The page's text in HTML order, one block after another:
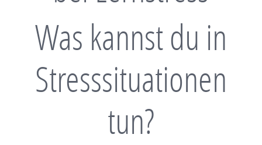
Was kannst du in
Stresssituationen
tun?